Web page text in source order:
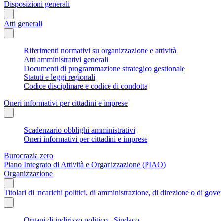
Disposizioni generali
Atti generali
Riferimenti normativi su organizzazione e attività
Atti amministrativi generali
Documenti di programmazione strategico gestionale
Statuti e leggi regionali
Codice disciplinare e codice di condotta
Oneri informativi per cittadini e imprese
Scadenzario obblighi amministrativi
Oneri informativi per cittadini e imprese
Burocrazia zero
Piano Integrato di Attività e Organizzazione (PIAO)
Organizzazione
Titolari di incarichi politici, di amministrazione, di direzione o di